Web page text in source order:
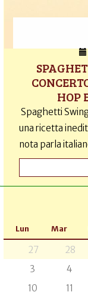
HOP
Spaghetti
una ricetta
nota parla
Lun Mar
27 28
3
4
10
11